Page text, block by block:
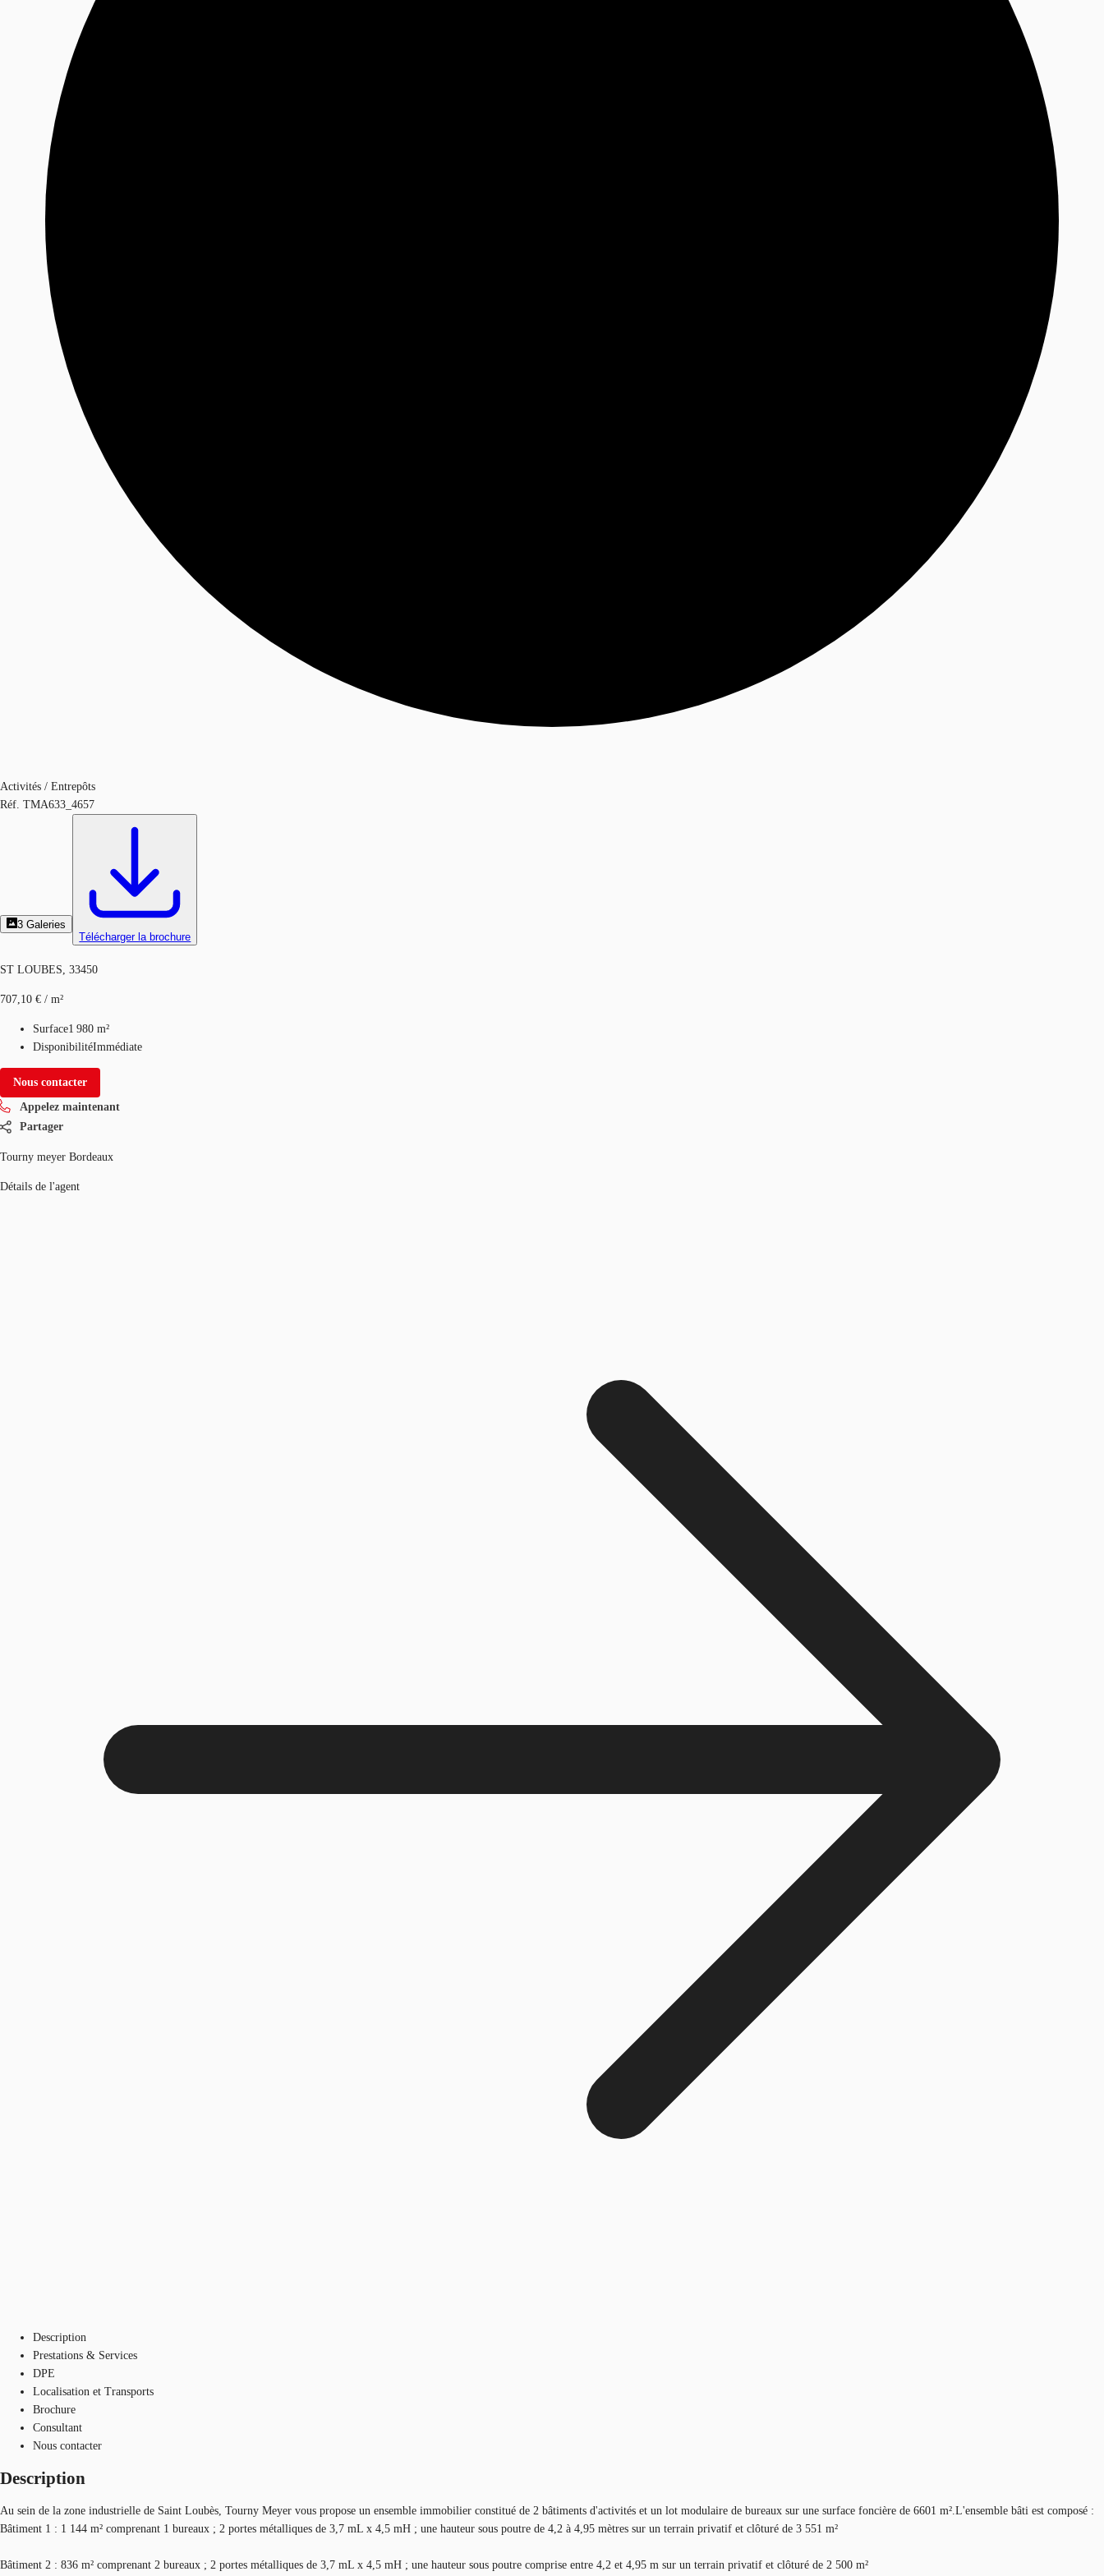
Activités / Entrepôts
Réf. TMA633_4657
3 Galeries
Télécharger la brochure
ST LOUBES, 33450
707,10 € / m²
Surface1 980 m²
DisponibilitéImmédiate
Nous contacter
Appelez maintenant
Partager
Tourny meyer Bordeaux
Détails de l'agent
Description
Prestations & Services
DPE
Localisation et Transports
Brochure
Consultant
Nous contacter
Description
Au sein de la zone industrielle de Saint Loubès, Tourny Meyer vous propose un ensemble immobilier constitué de 2 bâtiments d'activités et un lot modulaire de bureaux sur une surface foncière de 6601 m².L'ensemble bâti est composé :
Bâtiment 1 : 1 144 m² comprenant 1 bureaux ; 2 portes métalliques de 3,7 mL x 4,5 mH ; une hauteur sous poutre de 4,2 à 4,95 mètres sur un terrain privatif et clôturé de 3 551 m²
Bâtiment 2 : 836 m² comprenant 2 bureaux ; 2 portes métalliques de 3,7 mL x 4,5 mH ; une hauteur sous poutre comprise entre 4,2 et 4,95 m sur un terrain privatif et clôturé de 2 500 m²